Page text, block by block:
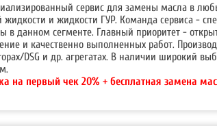
сервис для замены масла в
жидкости и жидкости ГУР. Команда сервиса -
данном сегменте. Главный приоритет -
и качественно выполненных работ.
DSG и др. агрегатах. В наличии широкий
на первый чек 20% + бесплатная замена